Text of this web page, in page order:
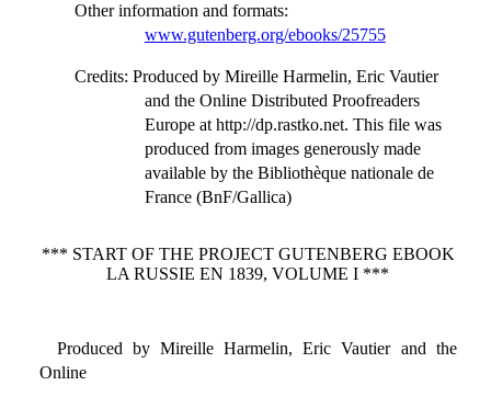
Other information and formats:
www.gutenberg.org/ebooks/25755
Credits: Produced by Mireille Harmelin, Eric Vautier
and the Online Distributed Proofreaders
Europe at http://dp.rastko.net. This file was
produced from images generously made
available by the Bibliothèque nationale de
France (BnF/Gallica)
*** START OF THE PROJECT GUTENBERG EBOOK
LA RUSSIE EN 1839, VOLUME I ***
Produced by Mireille Harmelin, Eric Vautier and the
Online